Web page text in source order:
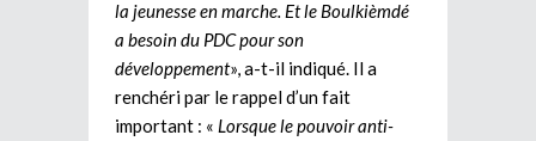
la jeunesse en marche. Et le Boulkièmdé
a besoin du PDC pour son
développement», a-t-il indiqué. Il a
renchéri par le rappel d’un fait
important : « Lorsque le pouvoir anti-